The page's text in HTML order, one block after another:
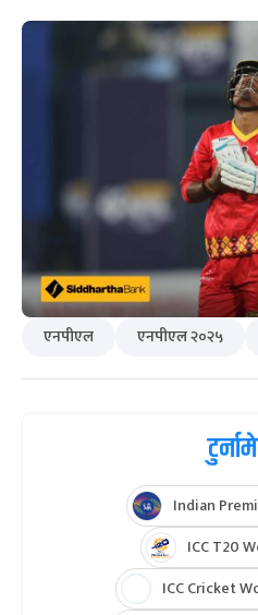
एनपीएल एनपीएल २०२५
Indian
ICC T20
ICC Cricket